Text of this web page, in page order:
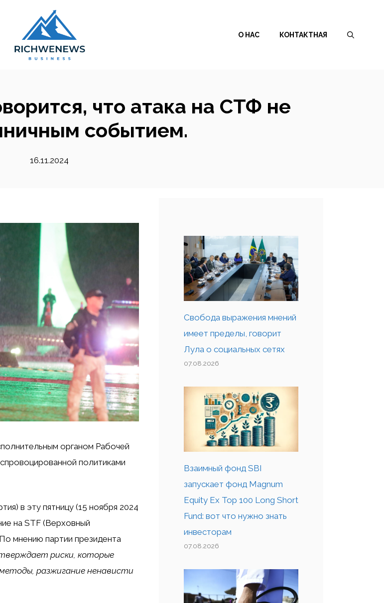
О НАС КОНТАКТНАЯ
что атака на СТФ не
событием.
16.11.2024
органом Рабочей
политиками
в эту пятницу (15 ноября 2024
на STF (Верховный
мнению партии президента
риски, которые
разжигание ненависти
Свобода выражения мнений
имеет пределы, говорит
Лула о социальных сетях
07.08.2026
Взаимный фонд SBI
запускает фонд Magnum
Equity Ex Top 100 Long Short
Fund: вот что нужно знать
инвесторам
07.08.2026